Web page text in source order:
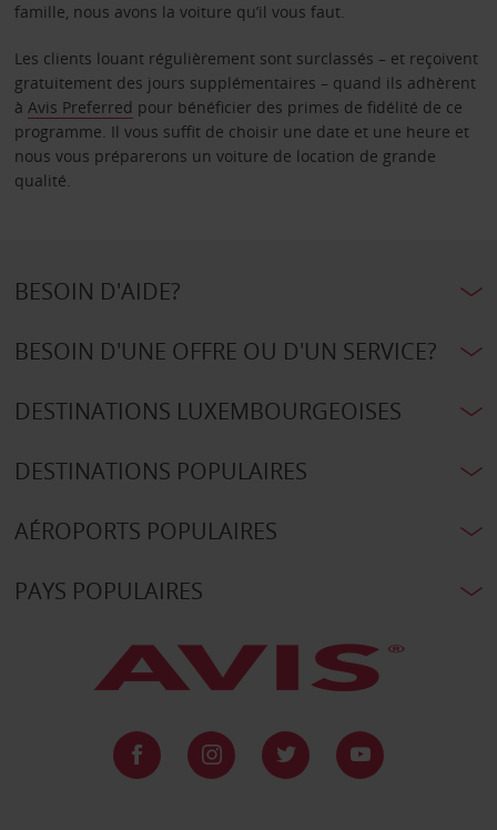
famille, nous avons la voiture qu’il vous faut.
Les clients louant régulièrement sont surclassés – et reçoivent
gratuitement des jours supplémentaires – quand ils adhèrent
à Avis Preferred pour bénéficier des primes de fidélité de ce
programme. Il vous suffit de choisir une date et une heure et
nous vous préparerons un voiture de location de grande
qualité.
BESOIN D'AIDE?
BESOIN D'UNE OFFRE OU D'UN SERVICE?
DESTINATIONS LUXEMBOURGEOISES
DESTINATIONS POPULAIRES
AÉROPORTS POPULAIRES
PAYS POPULAIRES